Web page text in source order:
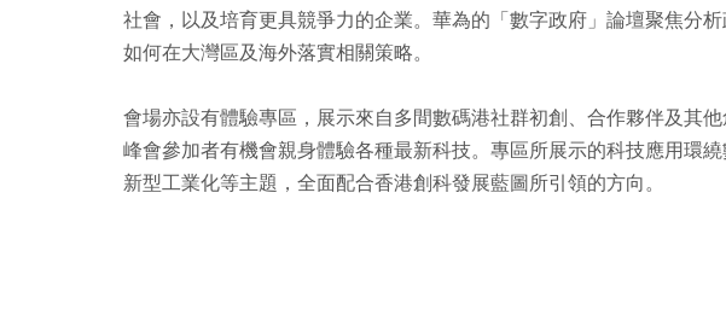
社會，以及培育更具競爭力的企業。華為的「數字政府」論壇聚焦分
如何在大灣區及海外落實相關策略。
會場亦設有體驗專區，展示來自多間數碼港社群初創、合作夥伴及其
峰會參加者有機會親身體驗各種最新科技。專區所展示的科技應用環
新型工業化等主題，全面配合香港創科發展藍圖所引領的方向。